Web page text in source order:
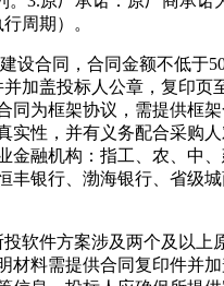
周期）。
设合同，合同金额不低于
加盖投标人公章，复印页
同为框架协议，需提供框
实性，并有义务配合采购
金融机构：指工、农、中
丰银行、渤海银行、省级
软件方案涉及两个及以上
材料需提供合同复印件并